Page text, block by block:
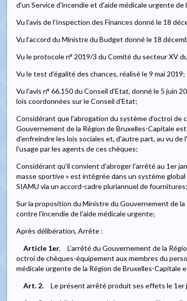
d'un Service d'incendie et d'aide médicale urgente de
Vu l'avis de l'Inspection des Finances donné le 18
Vu l'accord du Ministre du Budget donné le 18
Vu le protocole n° 2019/3 du Comité du secteur XV
Vu le test d'égalité des chances, réalisé le 9 mai 2019;
Vu l'avis n° 66.150 du Conseil d'Etat, donné le 5 juin
lois coordonnées sur le Conseil d'Etat;
Considérant que l'abrogation du système d'octroi de
Gouvernement de la Région de Bruxelles-Capitale
d'enfreindre les lois sociales et, d'autre part, au vu
l'usage par les agents de ces chèques;
Considérant qu'il convient d'abroger l'arrêté au 1er
masse sportive » est intégrée dans un système
SIAMU via un accord-cadre pluriannuel de fournitures;
Sur la proposition du Ministre du Gouvernement de
contre l'incendie de l'aide médicale urgente;
Après délibération, Arrête :
Article 1er.
L'arrêté du Gouvernement de la
octroi de chèques-équipement aux membres du
médicale urgente de la Région de Bruxelles-Capitale
Art. 2.
Le présent arrêté produit ses effets le 1er